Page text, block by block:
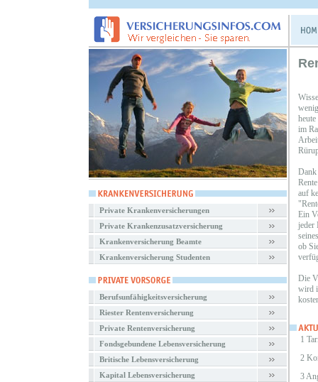
Private Krankenversicherungen
Private Krankenzusatzversicherung
Krankenversicherung Beamte
Krankenversicherung Studenten
Berufsunfähigkeitsversicherung
Riester Rentenversicherung
Private Rentenversicherung
Fondsgebundene Lebensversicherung
Britische Lebensversicherung
Kapital Lebensversicherung
im
Dank
auf
Ein
jeder
ob
Die
wird
1
2
3